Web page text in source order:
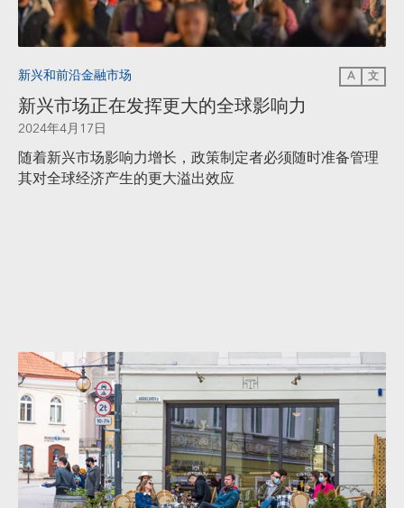
新兴和前沿金融市场 A 文
新兴市场正在发挥更大的全球影响力
2024年4月17日
随着新兴市场影响力增长，政策制定者必须随时准备管理
其对全球经济产生的更大溢出效应